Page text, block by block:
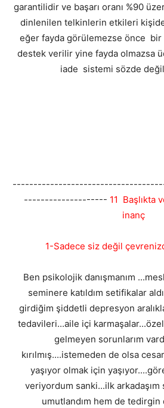
garantilidir ve başarı oranı %90
dinlenilen telkinlerin etkileri
eğer fayda görülemezse önce bir
destek verilir yine fayda olmazsa
iade sistemi sözde
-------------------- 11 Başlıkta
inanç
1-Sadece siz değil
Ben psikolojik danışmanım
seminere katıldım setifikalar
girdiğim şiddetli depresyon
tedavileri...aile içi
gelmeyen sorunlarım
kırılmış....istemeden de olsa
yaşıyor olmak için
veriyordum sanki...ilk
umutlandım hem de